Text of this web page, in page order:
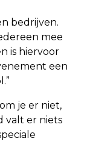
bedrijven.
mee
is hiervoor
een
je er niet,
valt er niets